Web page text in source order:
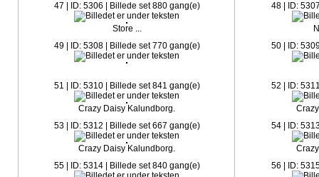
47 | ID: 5306 | Billede set 880 gang(e)
Store ...
48 | ID:
49 | ID: 5308 | Billede set 770 gang(e)
50 | ID:
51 | ID: 5310 | Billede set 841 gang(e)
Crazy Daisy Kalundborg.
52 | ID:
53 | ID: 5312 | Billede set 667 gang(e)
Crazy Daisy Kalundborg.
54 | ID:
55 | ID: 5314 | Billede set 840 gang(e)
56 | ID: